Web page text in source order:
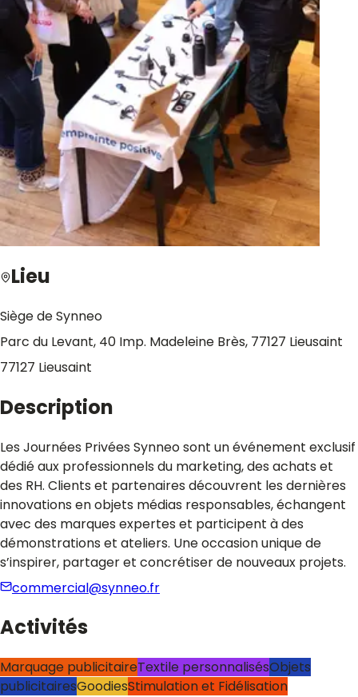
Lieu
Siège de Synneo
Parc du Levant, 40 Imp. Madeleine Brès, 77127 Lieusaint
77127 Lieusaint
Description
Les Journées Privées Synneo sont un événement exclusif
dédié aux professionnels du marketing, des achats et
des RH. Clients et partenaires découvrent les dernières
innovations en objets médias responsables, échangent
avec des marques expertes et participent à des
démonstrations et ateliers. Une occasion unique de
s’inspirer, partager et concrétiser de nouveaux projets.
commercial@synneo.fr
Activités
Marquage publicitaireTextile personnalisésObjets
publicitairesGoodiesStimulation et Fidélisation